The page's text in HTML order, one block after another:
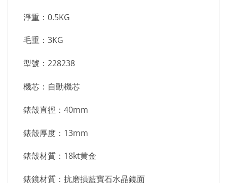
淨重：0.5KG
毛重：3KG
型號：228238
機芯：自動機芯
錶殼直徑：40mm
錶殼厚度：13mm
錶殼材質：18kt黄金
錶鏡材質：抗磨損藍寶石水晶鏡面